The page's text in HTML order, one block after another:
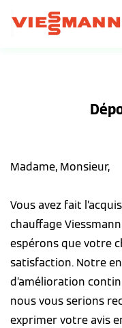
Madame, Monsieur,
Vous avez fait
chauffage
espérons que votre
satisfaction. Notre
d’amélioration
nous vous serions
exprimer votre avis